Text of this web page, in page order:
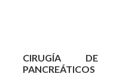
CIRUGÍA DE
PANCREÁTICOS